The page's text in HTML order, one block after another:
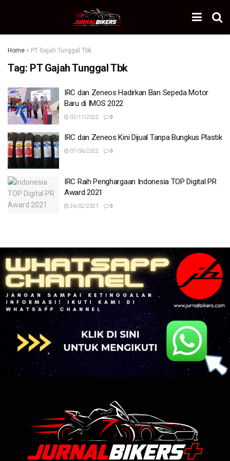
Home » PT Gajah Tunggal Tbk
Tag: PT Gajah Tunggal Tbk
IRC dan Zeneos Hadirkan Ban Sepeda Motor
Baru di IMOS 2022
02/11/2022 0
IRC dan Zeneos Kini Dijual Tanpa Bungkus Plastik
07/06/2022 0
IRC Raih Penghargaan Indonesia TOP Digital PR
Award 2021
26/02/2021 0